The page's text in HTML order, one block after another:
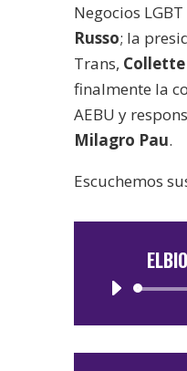
Negocios
Russo; la
Trans,
finalmente la
AEBU y
Milagro Pau.
Escuchemos